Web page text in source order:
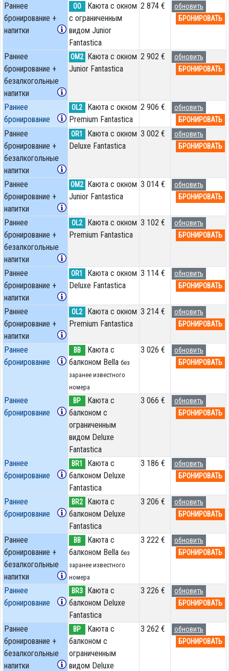
Раннее
бронирование +
напитки
OO
Каюта с окном
с ограниченным
видом Junior
Fantastica
2 874 €
обновить
БРОНИРОВАТЬ
Раннее
бронирование +
безалкогольные
напитки
OM2 Каюта с окном
Junior Fantastica
2 902 €
обновить
БРОНИРОВАТЬ
Раннее
бронирование
OL2
Каюта с окном
Premium Fantastica
2 906 €
обновить
БРОНИРОВАТЬ
Раннее
бронирование +
безалкогольные
напитки
OR1
Каюта с окном
Deluxe Fantastica
3 002 €
обновить
БРОНИРОВАТЬ
Раннее
бронирование +
напитки
OM2 Каюта с окном
Junior Fantastica
3 014 €
обновить
БРОНИРОВАТЬ
Раннее
бронирование +
безалкогольные
напитки
OL2
Каюта с окном
Premium Fantastica
3 102 €
обновить
БРОНИРОВАТЬ
Раннее
бронирование +
напитки
OR1
Каюта с окном
Deluxe Fantastica
3 114 €
обновить
БРОНИРОВАТЬ
Раннее
бронирование +
напитки
OL2
Каюта с окном
Premium Fantastica
3 214 €
обновить
БРОНИРОВАТЬ
Раннее
бронирование
BB
Каюта с
балконом Bella без
заранее известного
номера
3 026 €
обновить
БРОНИРОВАТЬ
Раннее
бронирование
BP
Каюта с
балконом c
ограниченным
видом Deluxe
Fantastica
3 066 €
обновить
БРОНИРОВАТЬ
Раннее
бронирование
BR1
Каюта с
балконом Deluxe
Fantastica
3 186 €
обновить
БРОНИРОВАТЬ
Раннее
бронирование
BR2
Каюта с
балконом Deluxe
Fantastica
3 206 €
обновить
БРОНИРОВАТЬ
Раннее
бронирование +
безалкогольные
напитки
BB
Каюта с
балконом Bella без
заранее известного
номера
3 222 €
обновить
БРОНИРОВАТЬ
Раннее
бронирование
BR3
Каюта с
балконом Deluxe
Fantastica
3 226 €
обновить
БРОНИРОВАТЬ
Раннее
бронирование +
безалкогольные
напитки
BP
Каюта с
балконом c
ограниченным
видом Deluxe
3 262 €
обновить
БРОНИРОВАТЬ